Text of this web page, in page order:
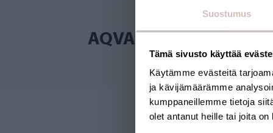
Suostumus
Tämä sivusto käyttää
Käytämme evästeitä
ja kävijämäärämme
kumppaneillemme tietoja
olet antanut heille tai joita
AQVA L ja XL koon